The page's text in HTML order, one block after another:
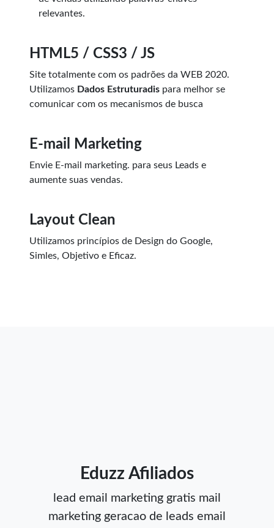
relevantes.
HTML5 / CSS3 / JS
Site totalmente com os padrões da WEB 2020.
Utilizamos Dados Estruturadis para melhor se
comunicar com os mecanismos de busca
E-mail Marketing
Envie E-mail marketing. para seus Leads e
aumente suas vendas.
Layout Clean
Utilizamos princípios de Design do Google,
Simles, Objetivo e Eficaz.
Eduzz Afiliados
lead email marketing gratis mail
marketing geracao de leads email